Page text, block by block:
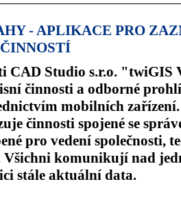
- APLIKACE PRO
CAD Studio s.r.o.
činnosti a odborné
mobilních
činnosti spojené se
pro vedení společnosti,
komunikují nad
stále aktuální data.